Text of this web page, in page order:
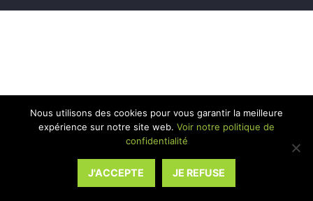
Nous utilisons des cookies pour vous garantir la meilleure
expérience sur notre site web. Voir notre politique de
confidentialité
J'ACCEPTE JE REFUSE